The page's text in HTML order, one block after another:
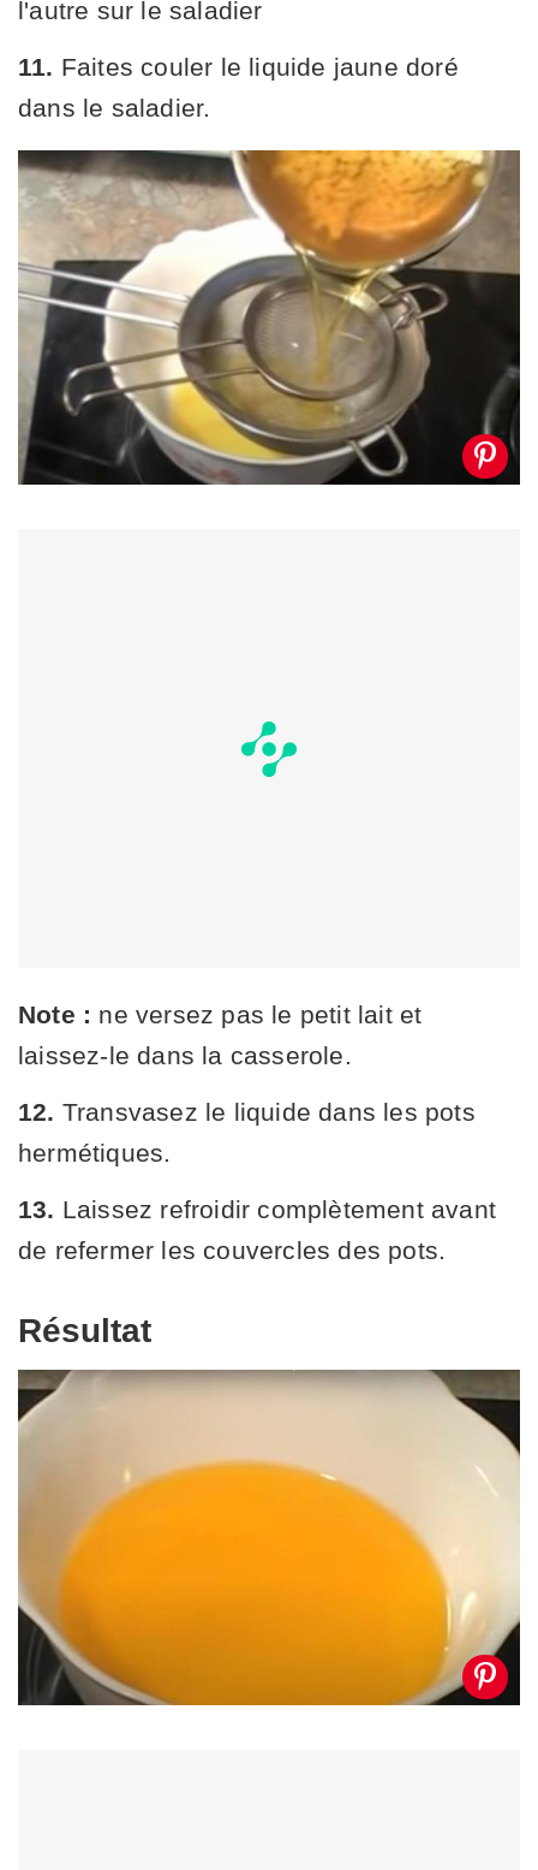
l'autre sur le saladier
11. Faites couler le liquide jaune doré
dans le saladier.
Note : ne versez pas le petit lait et
laissez-le dans la casserole.
12. Transvasez le liquide dans les pots
hermétiques.
13. Laissez refroidir complètement avant
de refermer les couvercles des pots.
Résultat